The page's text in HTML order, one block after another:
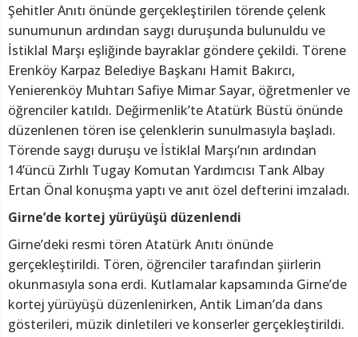
Şehitler Anıtı önünde gerçekleştirilen törende çelenk
sunumunun ardından saygı duruşunda bulunuldu ve
İstiklal Marşı eşliğinde bayraklar göndere çekildi. Törene
Erenköy Karpaz Belediye Başkanı Hamit Bakırcı,
Yenierenköy Muhtarı Safiye Mimar Sayar, öğretmenler ve
öğrenciler katıldı. Değirmenlik’te Atatürk Büstü önünde
düzenlenen tören ise çelenklerin sunulmasıyla başladı.
Törende saygı duruşu ve İstiklal Marşı’nın ardından
14’üncü Zırhlı Tugay Komutan Yardımcısı Tank Albay
Ertan Önal konuşma yaptı ve anıt özel defterini imzaladı.
Girne’de kortej yürüyüşü düzenlendi
Girne’deki resmi tören Atatürk Anıtı önünde
gerçekleştirildi. Tören, öğrenciler tarafından şiirlerin
okunmasıyla sona erdi. Kutlamalar kapsamında Girne’de
kortej yürüyüşü düzenlenirken, Antik Liman’da dans
gösterileri, müzik dinletileri ve konserler gerçekleştirildi.